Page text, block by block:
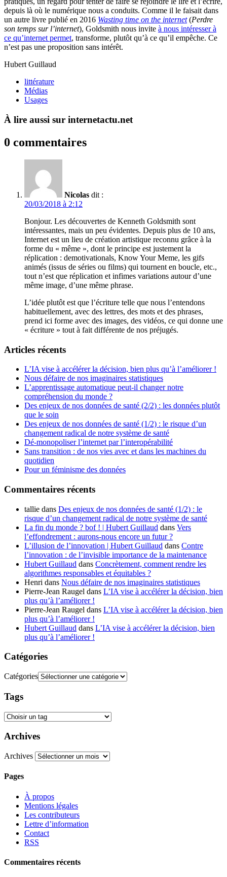
depuis là où le numérique nous a conduits. Comme il le faisait dans
un autre livre publié en 2016 Wasting time on the internet(Perdre
son temps sur l’internet), Goldsmith nous invite à nous intéresser à
ce qu’internet permet, transforme, plutôt qu’à ce qu’il empêche. Ce
n’est pas une proposition sans intérêt.
Hubert Guillaud
littérature
Médias
Usages
À lire aussi sur internetactu.net
0 commentaires
Nicolas dit :
20/03/2018 à 2:12
Bonjour. Les découvertes de Kenneth Goldsmith sont
intéressantes, mais un peu évidentes. Depuis plus de 10 ans,
Internet est un lieu de création artistique reconnu grâce à la
forme du « même », dont le principe est justement la
réplication : demotivationals, Know Your Meme, les gifs
animés (issus de séries ou films) qui tournent en boucle, etc.,
tout n’est que réplication et infimes variations autour d’une
même image, d’une même phrase.
L’idée plutôt est que l’écriture telle que nous l’entendons
habituellement, avec des lettres, des mots et des phrases,
prend ici forme avec des images, des vidéos, ce qui donne une
« écriture » tout à fait différente de nos préjugés.
Articles récents
L’IA vise à accélérer la décision, bien plus qu’à l’améliorer !
Nous défaire de nos imaginaires statistiques
L’apprentissage automatique peut-il changer notre
compréhension du monde ?
Des enjeux de nos données de santé (2/2) : les données plutôt
que le soin
Des enjeux de nos données de santé (1/2) : le risque d’un
changement radical de notre système de santé
Dé-monopoliser l’internet par l’interopérabilité
Sans transition : de nos vies avec et dans les machines du
quotidien
Pour un féminisme des données
Commentaires récents
tallie dans Des enjeux de nos données de santé (1/2) : le
risque d’un changement radical de notre système de santé
La fin du monde ? bof ! | Hubert Guillaud dans Vers
l’effondrement : aurons-nous encore un futur ?
L’illusion de l’innovation | Hubert Guillaud dans Contre
l’innovation : de l’invisible importance de la maintenance
Hubert Guillaud dans Concrètement, comment rendre les
algorithmes responsables et équitables ?
Henri dans Nous défaire de nos imaginaires statistiques
Pierre-Jean Raugel dans L’IA vise à accélérer la décision, bien
plus qu’à l’améliorer !
Pierre-Jean Raugel dans L’IA vise à accélérer la décision, bien
plus qu’à l’améliorer !
Hubert Guillaud dans L’IA vise à accélérer la décision, bien
plus qu’à l’améliorer !
Catégories
Catégories
Tags
Archives
Archives
Pages
À propos
Mentions légales
Les contributeurs
Lettre d’information
Contact
RSS
Commentaires récents